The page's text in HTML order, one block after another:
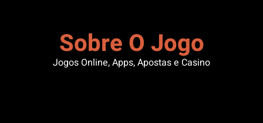
Sobre O Jogo
Jogos Online, Apps, Apostas e Casino